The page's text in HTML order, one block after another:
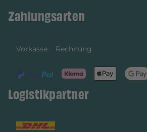
Zahlungsarten
Vorkasse Rechnung
Logistikpartner